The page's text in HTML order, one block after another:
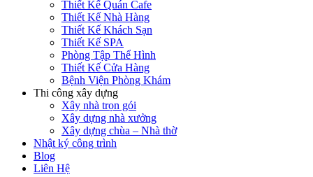
Thiết Kế Quán Cafe
Thiết Kế Nhà Hàng
Thiết Kế Khách Sạn
Thiết Kế SPA
Phòng Tập Thể Hình
Thiết Kế Cửa Hàng
Bệnh Viện Phòng Khám
Thi công xây dựng
Xây nhà trọn gói
Xây dựng nhà xưởng
Xây dựng chùa – Nhà thờ
Nhật ký công trình
Blog
Liên Hệ